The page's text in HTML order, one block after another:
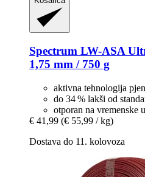
Spectrum LW-​ASA
1,75 mm / 750 g
aktivna tehnologija
do 34 % lakši od
otporan na vremenske
€ 41,99 (€ 55,99 / kg)
Dostava do 11. kolovoza